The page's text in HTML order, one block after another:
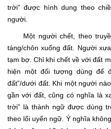
trời” được hình dung theo
người.
Một người chết, theo
táng/chôn xuống đất. Người
tạm bợ. Chỉ khi chết về với đất
hiện một đối tượng dùng để
đất”/dưới đất. Khi một người
gần với đất, cũng có nghĩa là
trời” là thành ngữ được dùng
theo lối uyển ngữ. Ý nghĩa